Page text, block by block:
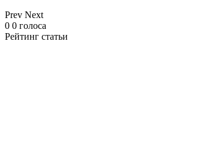
Prev Next
0 0 голоса
Рейтинг статьи